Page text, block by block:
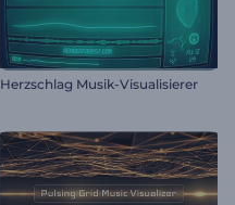
Herzschlag Musik-Visualisierer